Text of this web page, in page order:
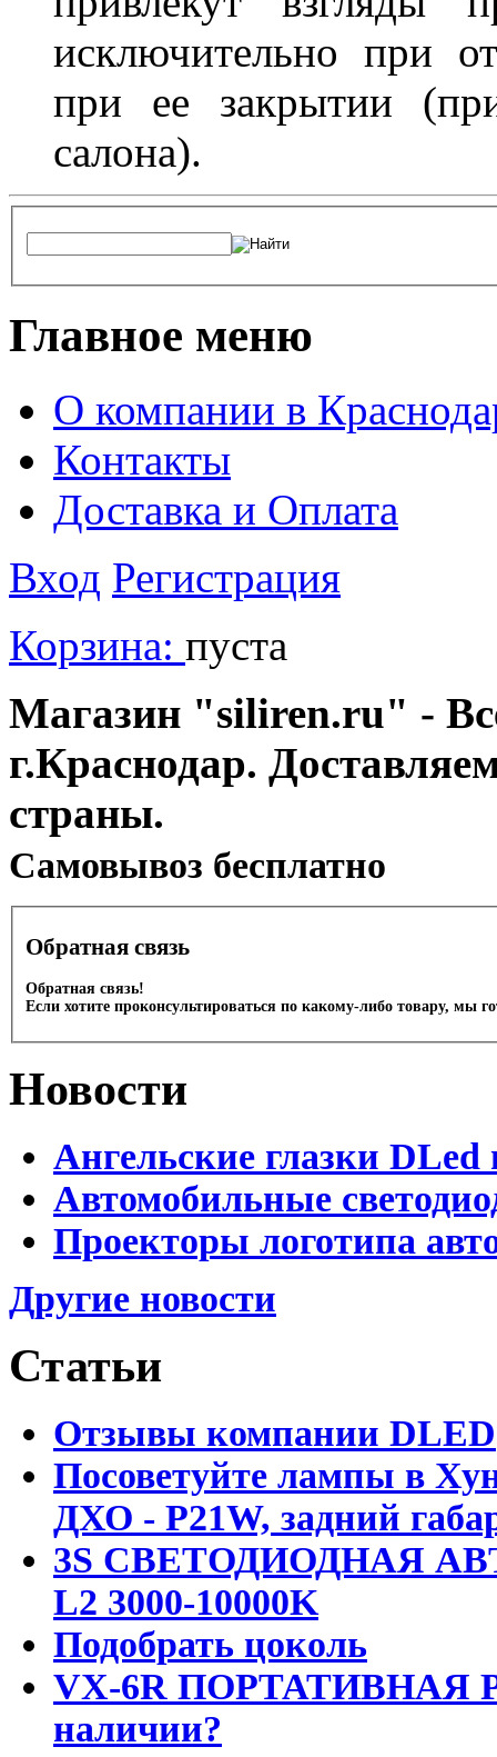
исключительно при
при ее закрытии
салона).
Главное меню
О компании в
Контакты
Доставка и Оплата
Вход Регистрация
Корзина: пуста
Магазин "siliren.ru" -
г.Краснодар.
страны.
Cамовывоз бесплатно
Обратная связь
Обратная связь!
Если хотите проконсультироваться по какому-либо товару, мы
Новости
Ангельские глазки DLed
Автомобильные
Проекторы логотипа
Другие новости
Статьи
Отзывы компании DLED
Посоветуйте лампы в
ДХО - P21W, задний
3S СВЕТОДИОДНАЯ
L2 3000-10000K
Подобрать цоколь
VX-6R ПОРТАТИВНАЯ
наличии?